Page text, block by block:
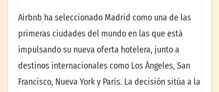
Airbnb ha seleccionado Madrid como una de las
primeras ciudades del mundo en las que está
impulsando su nueva oferta hotelera, junto a
destinos internacionales como Los Ángeles, San
Francisco, Nueva York y París. La decisión sitúa a la